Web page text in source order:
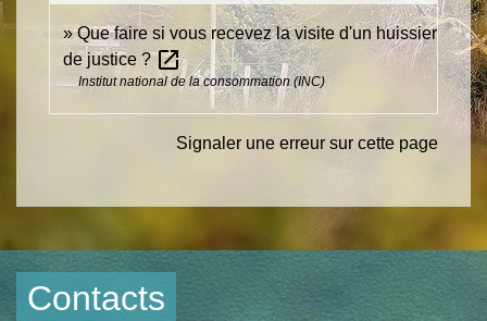
Que faire si vous recevez la visite d'un huissier
de justice ?open_in_new
Institut national de la consommation (INC)
Signaler une erreur sur cette page
Contacts